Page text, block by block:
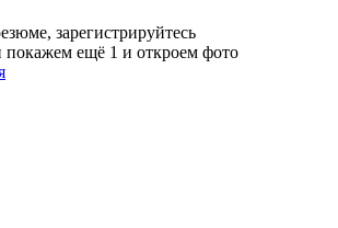
зарегистрируйтесь
покажем ещё 1 и откроем фото